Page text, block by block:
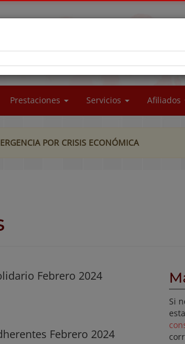
SAN JUAN BOSCO
Prestaciones Servicios Afiliados
POR CRISIS ECONÓMICA
Febrero 2024
Febrero 2024
Si